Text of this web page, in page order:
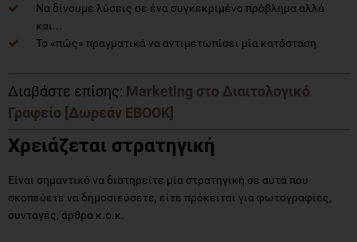
Να δίνουμε λύσεις σε ένα συγκεκριμένο πρόβλημα αλλά
και...
Το «πώς» πραγματικά να αντιμετωπίσει μία κατάσταση
Διαβάστε επίσης: Marketing στο Διαιτολογικό
Γραφείο [Δωρεάν EBOOK]
Χρειάζεται στρατηγική
Είναι σημαντικό να διατηρείτε μία στρατηγική σε αυτά που
σκοπεύετε να δημοσιεύσετε, είτε πρόκειται για φωτογραφίες,
συνταγές, άρθρα κ.ο.κ.